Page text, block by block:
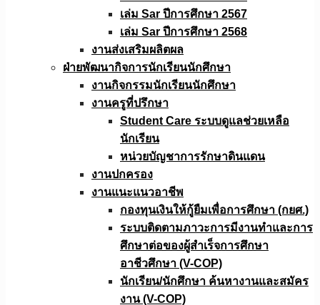
เล่ม Sar ปีการศึกษา 2567
เล่ม Sar ปีการศึกษา 2568
งานส่งเสริมผลิตผล
ฝ่ายพัฒนากิจการนักเรียนนักศึกษา
งานกิจกรรมนักเรียนนักศึกษา
งานครูที่ปรึกษา
Student Care ระบบดูแลช่วยเหลือ
นักเรียน
หน่วยบัญชาการรักษาดินแดน
งานปกครอง
งานแนะแนวอาชีพ
กองทุนเงินให้กู้ยืมเพื่อการศึกษา (กยศ.)
ระบบติดตามภาวะการมีงานทำและการ
ศึกษาต่อของผู้สำเร็จการศึกษา
อาชีวศึกษา (V-COP)
นักเรียน/นักศึกษา ค้นหางานและสมัคร
งาน (V-COP)